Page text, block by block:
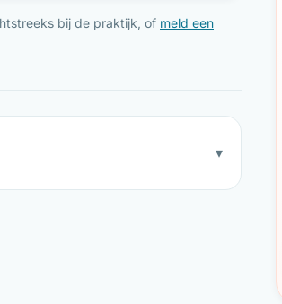
bij de praktijk, of meld een
▾